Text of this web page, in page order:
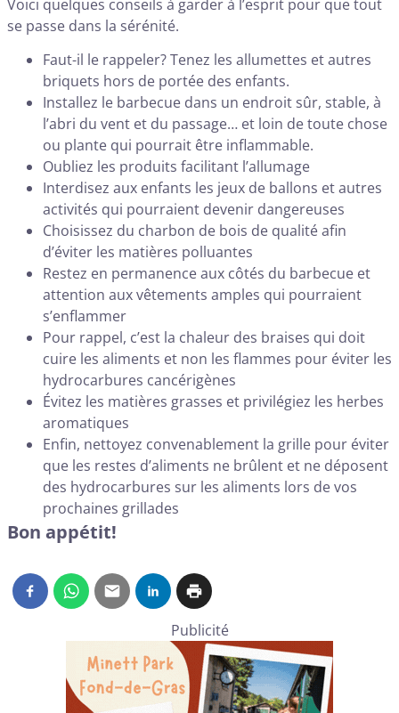
Voici quelques conseils à garder à l’esprit pour que tout
se passe dans la sérénité.
Faut-il le rappeler? Tenez les allumettes et autres
briquets hors de portée des enfants.
Installez le barbecue dans un endroit sûr, stable, à
l’abri du vent et du passage… et loin de toute chose
ou plante qui pourrait être inflammable.
Oubliez les produits facilitant l’allumage
Interdisez aux enfants les jeux de ballons et autres
activités qui pourraient devenir dangereuses
Choisissez du charbon de bois de qualité afin
d’éviter les matières polluantes
Restez en permanence aux côtés du barbecue et
attention aux vêtements amples qui pourraient
s’enflammer
Pour rappel, c’est la chaleur des braises qui doit
cuire les aliments et non les flammes pour éviter les
hydrocarbures cancérigènes
Évitez les matières grasses et privilégiez les herbes
aromatiques
Enfin, nettoyez convenablement la grille pour éviter
que les restes d’aliments ne brûlent et ne déposent
des hydrocarbures sur les aliments lors de vos
prochaines grillades
Bon appétit!
Publicité